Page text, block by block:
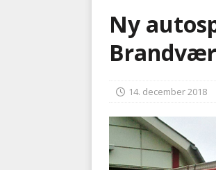
[
[
Ny
14. december 2018